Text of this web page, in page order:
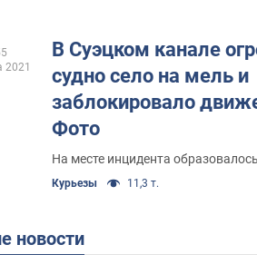
В Суэцком канале
судно село на мель и
заблокировало
Фото
На месте инцидента
Курьезы 11,3 т.
2021
новости